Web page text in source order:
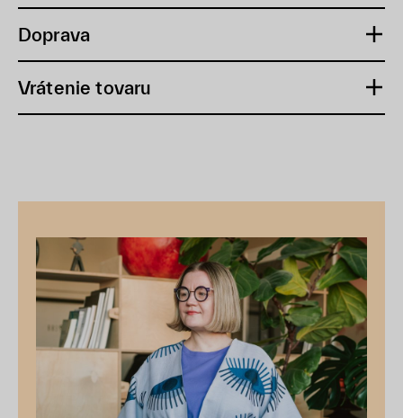
Doprava
Vrátenie tovaru